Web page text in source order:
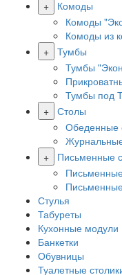
+
Комоды
Комоды
Комоды из
+ Тумбы
Тумбы
Тумбы под
+ Столы
Обеденные
+
Письменные
Стулья
Табуреты
Кухонные модули
Банкетки
Обувницы
Туалетные